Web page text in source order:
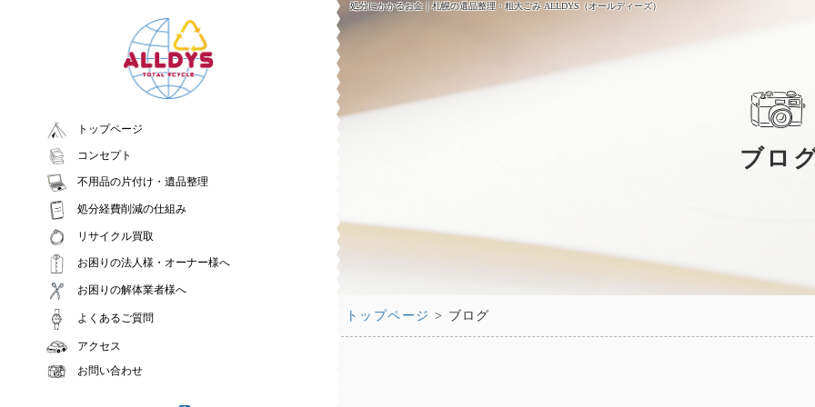
処分にかかるお金｜札幌の遺品整理・粗大ごみ ALLDYS（オールディーズ）
トップページ
コンセプト
不用品の片付け・遺品整理
処分経費削減の仕組み
リサイクル買取
お困りの法人様・オーナー様へ
お困りの解体業者様へ
よくあるご質問
アクセス
お問い合わせ
ブロ
トップページ > ブログ